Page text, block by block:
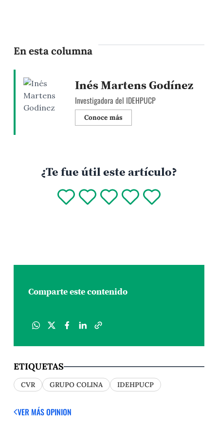
En esta columna
Inés Martens Godínez
Investigadora del IDEHPUCP
Conoce más
¿Te fue útil este artículo?
Comparte este contenido
ETIQUETAS
CVR GRUPO COLINA IDEHPUCP
VER MÁS OPINION